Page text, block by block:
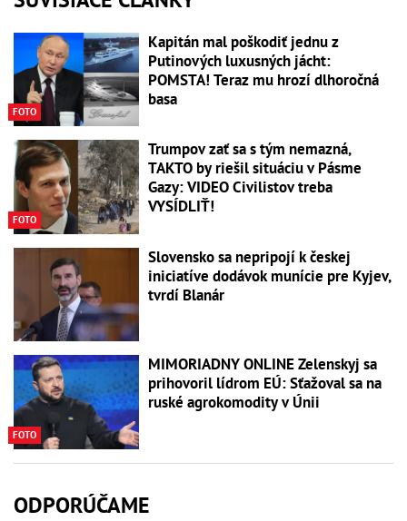
FOTO
Kapitán mal poškodiť jednu z
Putinových luxusných jácht:
POMSTA! Teraz mu hrozí dlhoročná
basa
FOTO
Trumpov zať sa s tým nemazná,
TAKTO by riešil situáciu v Pásme
Gazy: VIDEO Civilistov treba
VYSÍDLIŤ!
Slovensko sa nepripojí k českej
iniciatíve dodávok munície pre Kyjev,
tvrdí Blanár
FOTO
MIMORIADNY ONLINE Zelenskyj sa
prihovoril lídrom EÚ: Sťažoval sa na
ruské agrokomodity v Únii
ODPORÚČAME